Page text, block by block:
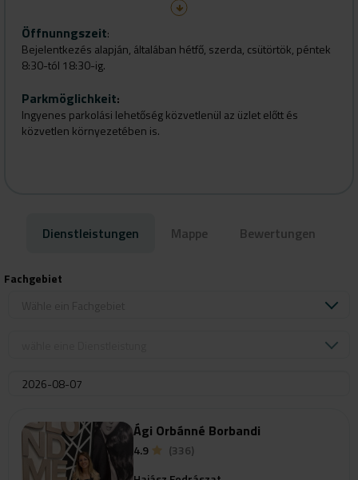
továbbképzésekre járunk. 2014-től kizárólag Schwarzkopf
professionel termékekkel dolgozunk, mert a gyönyörű haj közös
szenvedélyünk.
Öffnunngszeit:
Bejelentkezés alapján, általában hétfő, szerda, csütörtök, péntek
8:30-tól 18:30-ig.
Parkmöglichkeit:
Ingyenes parkolási lehetőség közvetlenül az üzlet előtt és
közvetlen környezetében is.
Dienstleistungen Mappe Bewertungen
Fachgebiet
Ági Orbánné Borbandi
4.9
(336)